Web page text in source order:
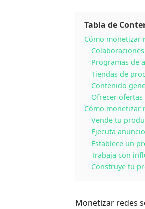
Tabla de
Cómo monetizar
Programas de
Tiendas de
Contenido
Ofrecer
Cómo monetizar
Vende tu
Ejecuta
Establece un
Trabaja con
Construye tu
Monetizar redes